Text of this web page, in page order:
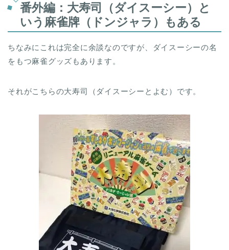
番外編：大寿司（ダイスーシー）と
いう麻雀牌（ドンジャラ）もある
ちなみにこれは完全に余談なのですが、ダイスーシーの名
をもつ麻雀グッズもあります。
それがこちらの大寿司（ダイスーシーとよむ）です。